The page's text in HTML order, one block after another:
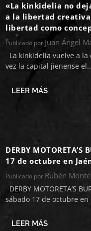
«La kinkidelia no
a la libertad
libertad como
Publicado por Juan Ángel
La kinkidelia vuelve a
vez la capital jienense
LEER MÁS
DERBY
17 de octubre en
Publicado por Rubén
DERBY MOTORETA’S
sábado 17 de octubre en
LEER MÁS